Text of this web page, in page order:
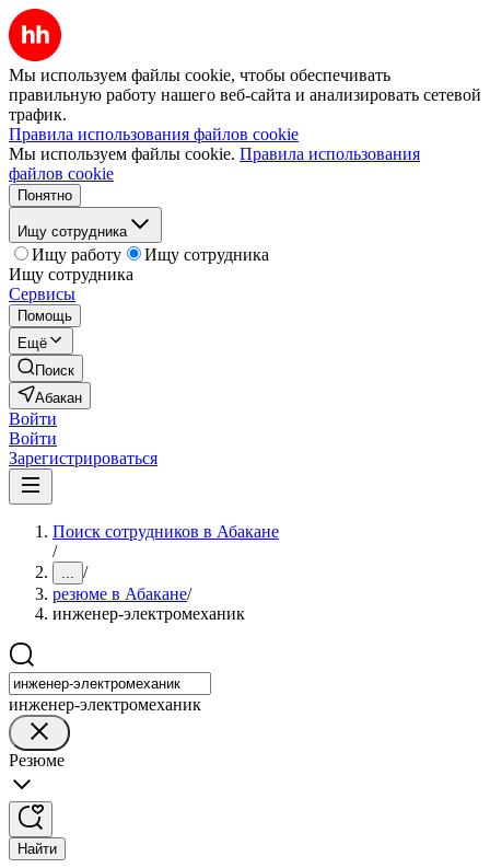
Мы используем файлы cookie, чтобы обеспечивать
правильную работу нашего веб-сайта и анализировать сетевой
трафик.
Правила использования файлов cookie
Мы используем файлы cookie. Правила использования
файлов cookie
Понятно
Ищу сотрудника
Ищу работу
Ищу сотрудника
Ищу сотрудника
Сервисы
Помощь
Ещё
Поиск
Абакан
Войти
Войти
Зарегистрироваться
Поиск сотрудников в Абакане
/
... /
резюме в Абакане/
инженер-электромеханик
инженер-электромеханик
Резюме
Найти